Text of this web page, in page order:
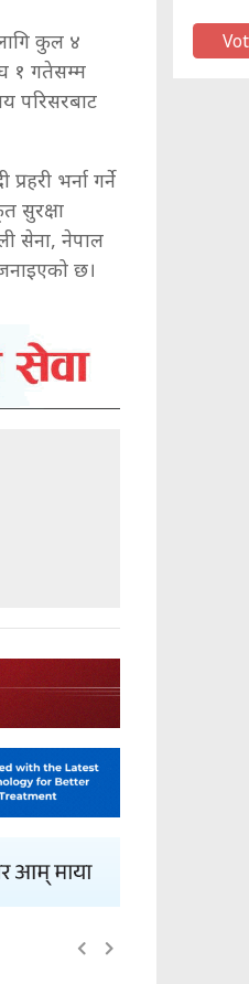
कुल ४
१ गतेसम्म
परिसरबाट
भर्ना गर्ने
सुरक्षा
सेना, नेपाल
छ।